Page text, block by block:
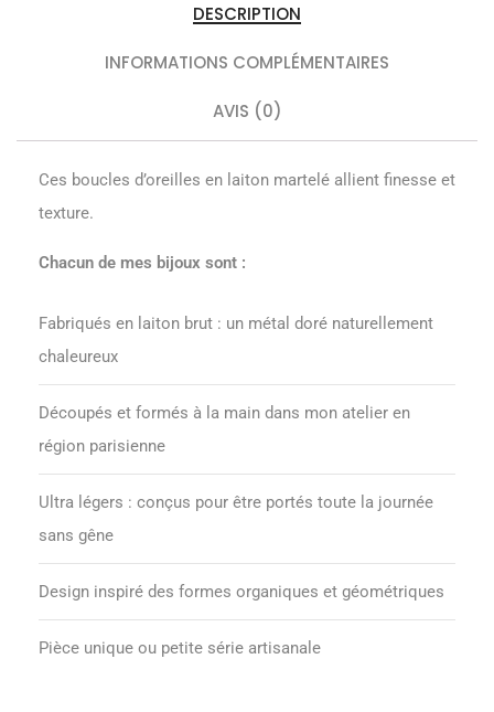
DESCRIPTION
INFORMATIONS COMPLÉMENTAIRES
AVIS (0)
Ces boucles d’oreilles en laiton martelé allient finesse et
texture.
Chacun de mes bijoux sont :
Fabriqués en laiton brut : un métal doré naturellement
chaleureux
Découpés et formés à la main dans mon atelier en
région parisienne
Ultra légers : conçus pour être portés toute la journée
sans gêne
Design inspiré des formes organiques et géométriques
Pièce unique ou petite série artisanale